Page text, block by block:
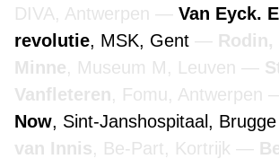
DIVA, Antwerpen
Van Eyck.
revolutie, MSK, Gent
Rodin,
Minne, Museum M, Leuven
Vanfleteren, Fomu, Antwerpen
Now, Sint-Janshospitaal, Brugge
van Innis, Be-Part, Kortrijk